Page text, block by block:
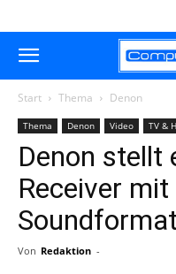
Start Thema Denon
Thema Denon Video TV &
Denon stellt
Receiver
Von Redaktion -